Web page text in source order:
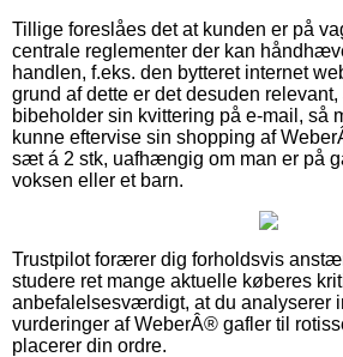
Tillige foreslåes det at kunden er på
centrale reglementer der kan
handlen, f.eks. den bytteret internet
grund af dette er det desuden
bibeholder sin kvittering på e-mail, så
kunne eftervise sin shopping af
sæt á 2 stk, uafhængig om man er på
voksen eller et barn.
Trustpilot forærer dig forholdsvis
studere ret mange aktuelle køberes
anbefalelsesværdigt, at du analyserer
vurderinger af WeberÂ® gafler til
placerer din ordre.